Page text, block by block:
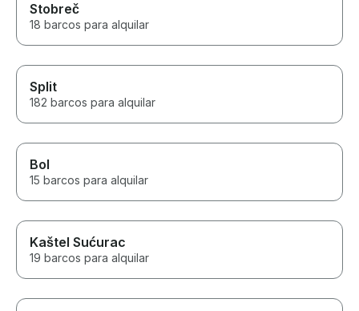
Stobreč
18 barcos para alquilar
Split
182 barcos para alquilar
Bol
15 barcos para alquilar
Kaštel Sućurac
19 barcos para alquilar